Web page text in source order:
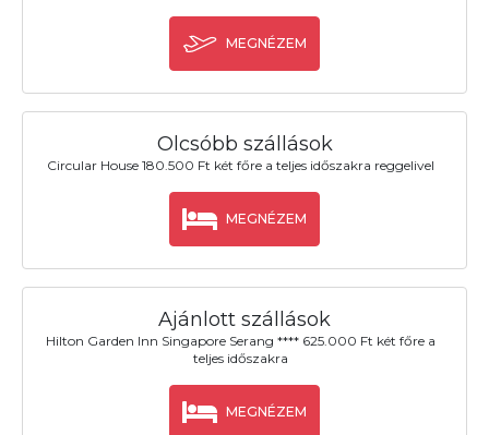
MEGNÉZEM
Olcsóbb szállások
Circular House 180.500 Ft két főre a teljes időszakra reggelivel
MEGNÉZEM
Ajánlott szállások
Hilton Garden Inn Singapore Serang **** 625.000 Ft két főre a
teljes időszakra
MEGNÉZEM